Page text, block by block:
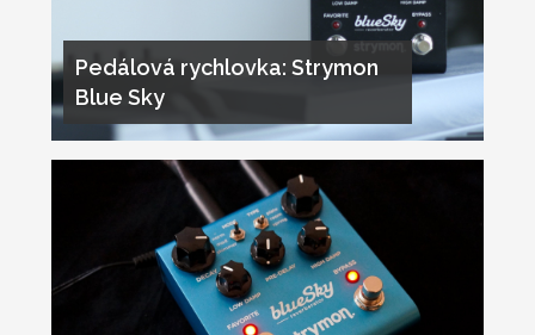
Pedálová rychlovka: Strymon
Blue Sky